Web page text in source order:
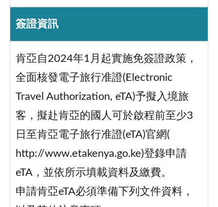
簽證資訊
肯亞自2024年1月起實施免簽證政策，
全面核發電子旅行准證(Electronic
Travel Authorization, eTA)予擬入境旅
客，擬赴肯亞的國人可於啟程前至少3
日至肯亞電子旅行准證(eTA)官網(
http://www.etakenya.go.ke)登錄申請
eTA，並依所示填載資料及繳費。
申請肯亞eTA必須準備下列文件資料，